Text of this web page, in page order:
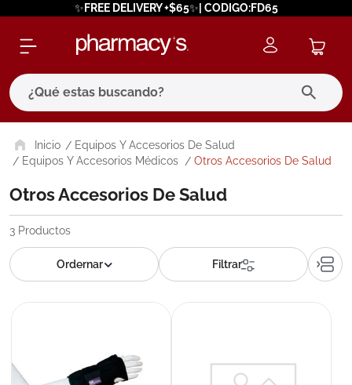
✨FREE DELIVERY +$65✨| CODIGO:FD65
¿Qué estas buscando?
Equipos Y Accesorios De Salud
Equipos Y Accesorios Médicos
Otros Accesorios De Salud
Otros Accesorios De Salud
3 Productos
términos más buscados
2. protector solar
3. bioderma
5. cerave
roche posay